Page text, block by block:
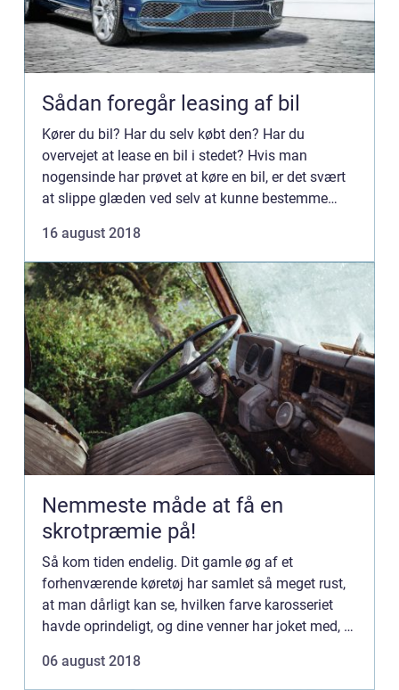
Sådan foregår leasing af bil
Kører du bil? Har du selv købt den? Har du
overvejet at lease en bil i stedet? Hvis man
nogensinde har prøvet at køre en bil, er det svært
at slippe glæden ved selv at kunne bestemme
16 august 2018
Nemmeste måde at få en
skrotpræmie på!
Så kom tiden endelig. Dit gamle øg af et
forhenværende køretøj har samlet så meget rust,
at man dårligt kan se, hvilken farve karosseriet
havde oprindeligt, og dine venner har joket med, at
06 august 2018